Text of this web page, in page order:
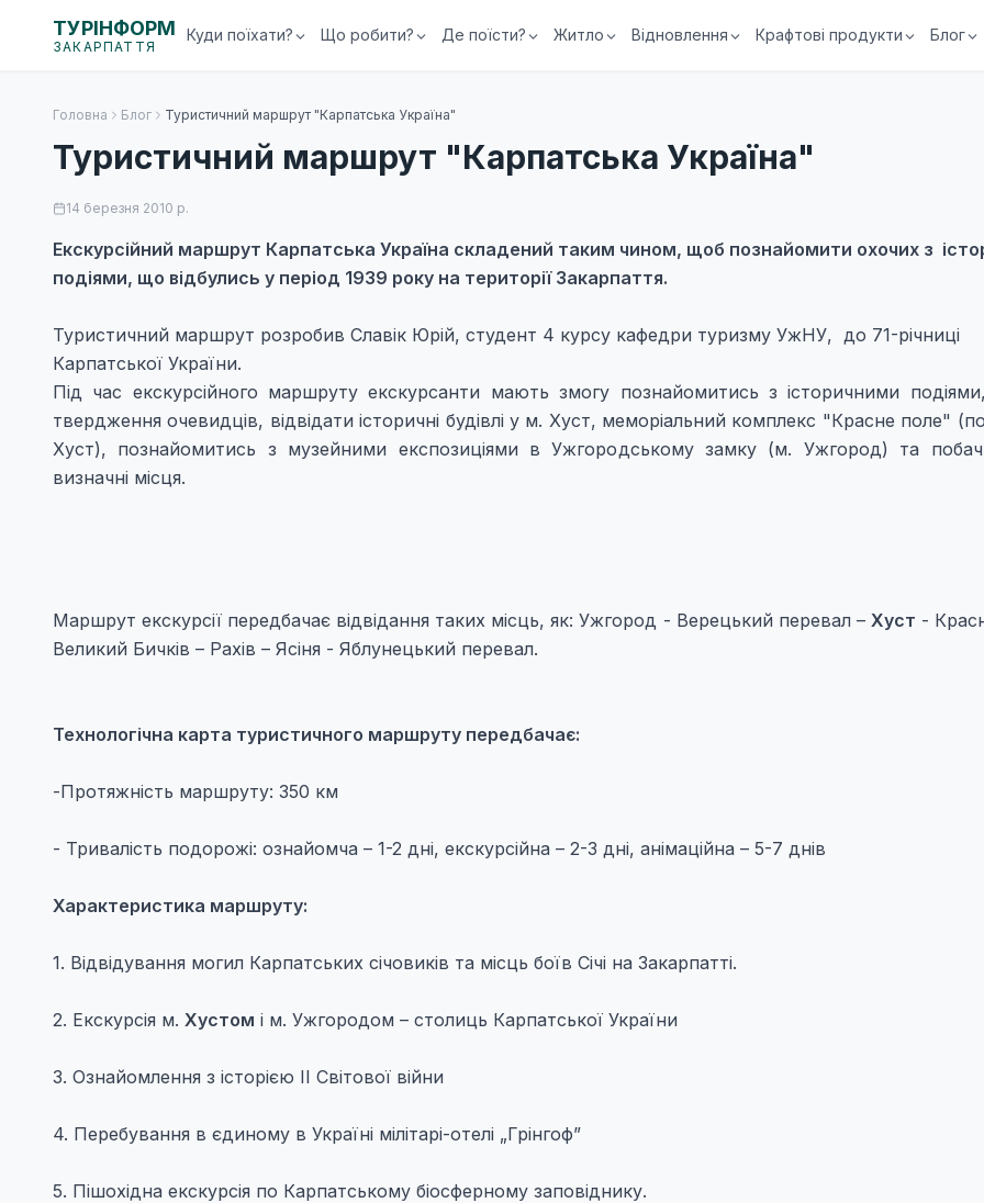
ТУРІНФОРМ
ЗАКАРПАТТЯ
Куди поїхати? Що робити? Де поїсти? Житло Відновлення Крафтові продукти Блог
Головна Блог Туристичний маршрут "Карпатська Україна"
Туристичний маршрут "Карпатська Україна"
14 березня 2010 р.
Екскурсійний маршрут Карпатська Україна складений таким чином, щоб познайомити охочих з
подіями, що відбулись у період 1939 року на території Закарпаття.
Туристичний маршрут розробив Славік Юрій, студент 4 курсу кафедри туризму УжНУ, до 71-річниці
Карпатської України.
Під час екскурсійного маршруту екскурсанти мають змогу познайомитись з історичними
твердження очевидців, відвідати історичні будівлі у м. Хуст, меморіальний комплекс "Красне поле"
Хуст), познайомитись з музейними експозиціями в Ужгородському замку (м. Ужгород) та
визначні місця.
Маршрут екскурсії передбачає відвідання таких місць, як: Ужгород - Верецький перевал – Хуст -
Великий Бичків – Рахів – Ясіня - Яблунецький перевал.
Технологічна карта туристичного маршруту передбачає:
-Протяжність маршруту: 350 км
- Тривалість подорожі: ознайомча – 1-2 дні, екскурсійна – 2-3 дні, анімаційна – 5-7 днів
Характеристика маршруту:
1. Відвідування могил Карпатських січовиків та місць боїв Січі на Закарпатті.
2. Екскурсія м. Хустом і м. Ужгородом – столиць Карпатської України
3. Ознайомлення з історією ІІ Світової війни
4. Перебування в єдиному в Україні мілітарі-отелі „Грінгоф”
5. Пішохідна екскурсія по Карпатському біосферному заповіднику.